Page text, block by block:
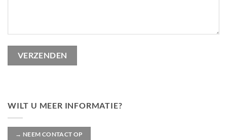
WILT U MEER INFORMATIE?
→ NEEM CONTACT OP